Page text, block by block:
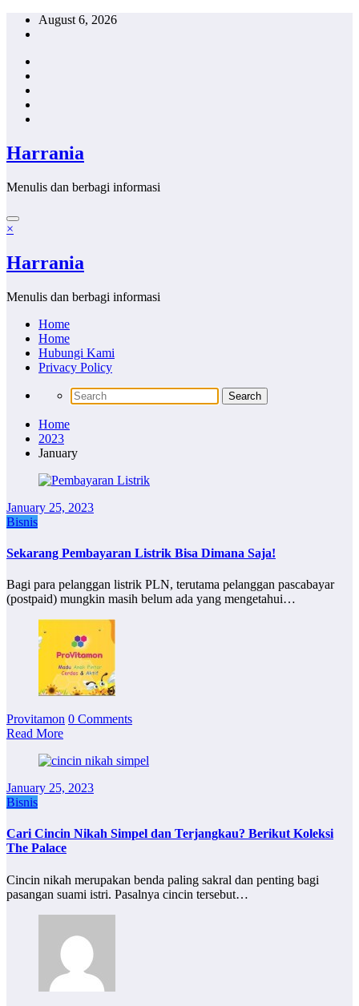
Skip
August 6, 2026
Harrania
Menulis dan berbagi informasi
×
Harrania
Menulis dan berbagi informasi
Home
Home
Hubungi Kami
Privacy Policy
Home
2023
January
January 25, 2023
Bisnis
Sekarang Pembayaran Listrik Bisa Dimana Saja!
Bagi para pelanggan listrik PLN, terutama pelanggan pascabayar
(postpaid) mungkin masih belum ada yang mengetahui…
Provitamon 0 Comments
Read More
January 25, 2023
Bisnis
Cari Cincin Nikah Simpel dan Terjangkau? Berikut Koleksi
The Palace
Cincin nikah merupakan benda paling sakral dan penting bagi
pasangan suami istri. Pasalnya cincin tersebut…